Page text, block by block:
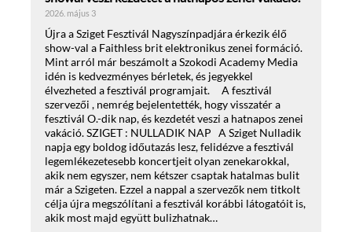
2026. május 3
Újra a Sziget Fesztivál Nagyszínpadjára érkezik élő
show-val a Faithless brit elektronikus zenei formáció.
Mint arról már beszámolt a Szokodi Academy Media
idén is kedvezményes bérletek, és jegyekkel
élvezheted a fesztivál programjait. A fesztivál
szervezői , nemrég bejelentették, hogy visszatér a
fesztivál O.-dik nap, és kezdetét veszi a hatnapos zenei
vakáció. SZIGET : NULLADIK NAP A Sziget Nulladik
napja egy boldog időutazás lesz, felidézve a fesztivál
legemlékezetesebb koncertjeit olyan zenekarokkal,
akik nem egyszer, nem kétszer csaptak hatalmas bulit
már a Szigeten. Ezzel a nappal a szervezők nem titkolt
célja újra megszólítani a fesztivál korábbi látogatóit is,
akik most majd együtt bulizhatnak…